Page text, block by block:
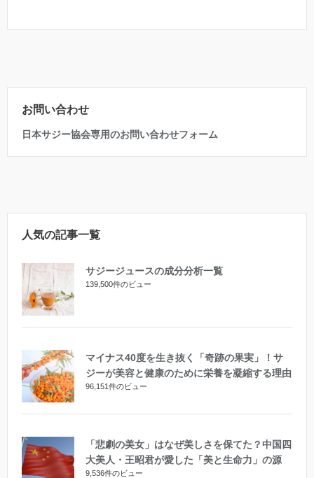
お問い合わせ
日本サジー協会専用のお問い合わせフォーム
人気の記事一覧
サジージュースの成分分析一覧
139,500件のビュー
マイナス40度を生き抜く「奇跡の果実」！サ
ジーが美容と健康のために栄養を凝縮する理由
96,151件のビュー
「悲劇の美女」はなぜ美しさを保てた？中国四
大美人・王昭君が愛した「美と生命力」の源
9,536件のビュー